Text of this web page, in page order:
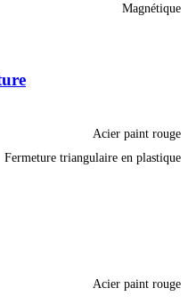
Magnétique
Acier paint rouge
Fermeture triangulaire en plastique
Acier paint rouge